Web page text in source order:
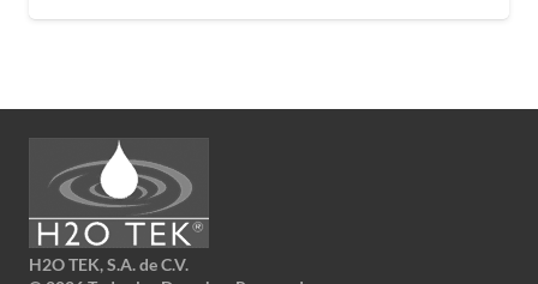
H2O TEK, S.A. de C.V.